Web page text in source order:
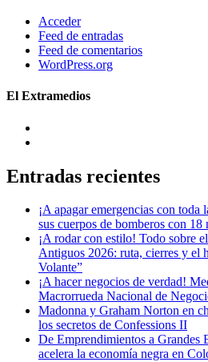
Acceder
Feed de entradas
Feed de comentarios
WordPress.org
El Extramedios
Entradas recientes
¡A apagar emergencias con
sus cuerpos de bomberos con 18
¡A rodar con estilo! Todo sobre
Antiguos 2026: ruta, cierres y el
Volante”
¡A hacer negocios de verdad!
Macrorrueda Nacional de
Madonna y Graham Norton en
los secretos de Confessions II
De Emprendimientos a Grandes
acelera la economía negra en